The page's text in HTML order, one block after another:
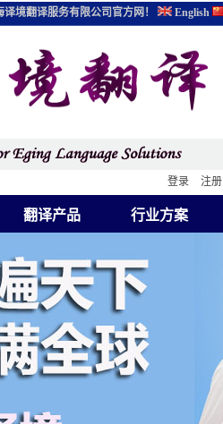
翻译产品 行业方案
登录 注册
境翻译服务有限公司官方网！ English